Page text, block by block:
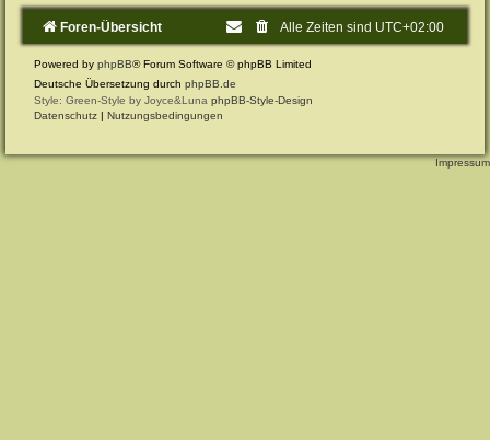
Foren-Übersicht Alle Zeiten sind UTC+02:00
Powered by phpBB® Forum Software © phpBB Limited
Deutsche Übersetzung durch phpBB.de
Style: Green-Style by Joyce&Luna phpBB-Style-Design
Datenschutz
Nutzungsbedingungen
Impressum